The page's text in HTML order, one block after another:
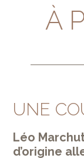
À
UNE
Léo
d’origine